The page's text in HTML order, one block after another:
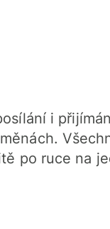
i
po ruce na